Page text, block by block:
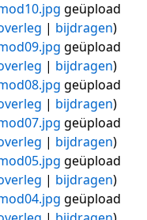
geüpload
bijdragen
geüpload
bijdragen
geüpload
bijdragen
geüpload
bijdragen
geüpload
bijdragen
geüpload